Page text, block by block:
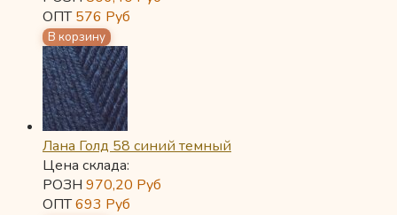
ОПТ576 Руб
Лана Голд 58 синий темный
Цена склада:
РОЗН 970,20 Руб
ОПТ693 Руб